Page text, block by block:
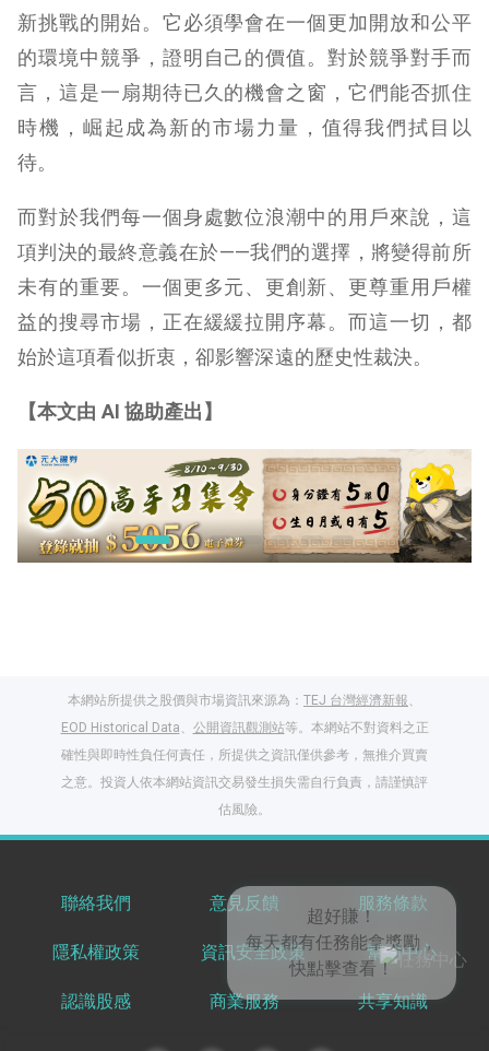
新挑戰的開始。它必須學會在一個更加開放和公平
的環境中競爭，證明自己的價值。對於競爭對手而
言，這是一扇期待已久的機會之窗，它們能否抓住
時機，崛起成為新的市場力量，值得我們拭目以
待。
而對於我們每一個身處數位浪潮中的用戶來說，這
項判決的最終意義在於——我們的選擇，將變得前所
未有的重要。一個更多元、更創新、更尊重用戶權
益的搜尋市場，正在緩緩拉開序幕。而這一切，都
始於這項看似折衷，卻影響深遠的歷史性裁決。
【本文由 AI 協助產出】
本網站所提供之股價與市場資訊來源為： TEJ 台灣經濟新報、
EOD Historical Data、 公開資訊觀測站等。本網站不對資料之正
確性與即時性負任何責任，所提供之資訊僅供參考，無推介買賣
之意。投資人依本網站資訊交易發生損失需自行負責，請謹慎評
估風險。
聯絡我們 意見反饋 服務條款
隱私權政策 資訊安全政策 幫助中心
認識股感 商業服務 共享知識
出國就缺這咖？股